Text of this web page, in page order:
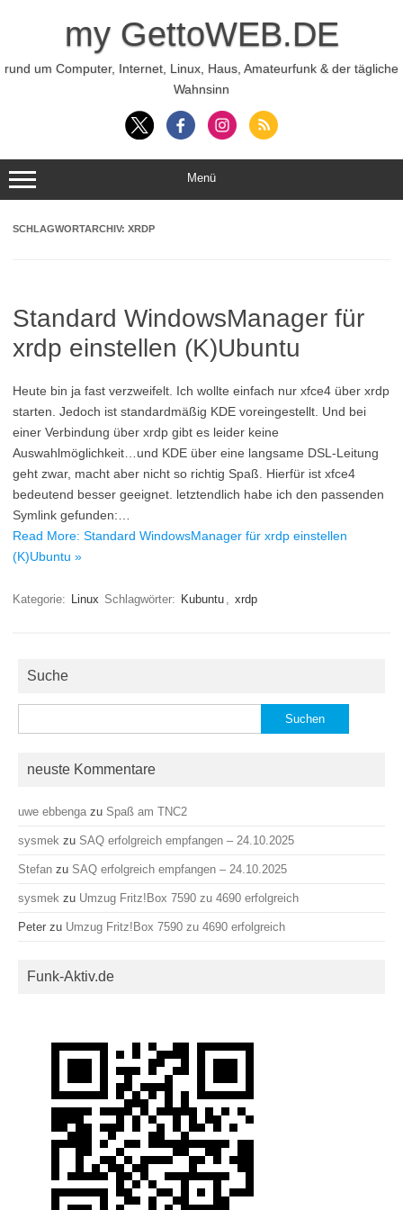
my GettoWEB.DE
rund um Computer, Internet, Linux, Haus, Amateurfunk & der tägliche
Wahnsinn
Menü
SCHLAGWORTARCHIV: XRDP
Standard WindowsManager für
xrdp einstellen (K)Ubuntu
Heute bin ja fast verzweifelt. Ich wollte einfach nur xfce4 über xrdp
starten. Jedoch ist standardmäßig KDE voreingestellt. Und bei
einer Verbindung über xrdp gibt es leider keine
Auswahlmöglichkeit…und KDE über eine langsame DSL-Leitung
geht zwar, macht aber nicht so richtig Spaß. Hierfür ist xfce4
bedeutend besser geeignet. letztendlich habe ich den passenden
Symlink gefunden:…
Read More: Standard WindowsManager für xrdp einstellen
(K)Ubuntu »
Kategorie: Linux Schlagwörter: Kubuntu , xrdp
Suche
nach:
neuste Kommentare
uwe ebbenga zu Spaß am TNC2
sysmek zu SAQ erfolgreich empfangen – 24.10.2025
Stefan zu SAQ erfolgreich empfangen – 24.10.2025
sysmek zu Umzug Fritz!Box 7590 zu 4690 erfolgreich
Peter zu Umzug Fritz!Box 7590 zu 4690 erfolgreich
Funk-Aktiv.de